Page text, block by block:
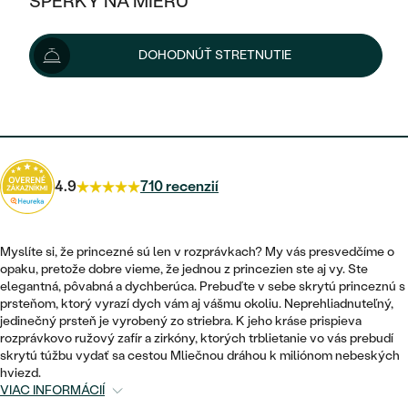
KOMBINOVANÉ ZLATO
PODĽA ŠTÝLU
ETERNITY
VINTAGE
NETRADIČNÉ
TEPANÉ
POSTRANNÉ DRAHOKAMY
HALO
VINTAGE
SET ZÁSNUBNÉHO PRSTEŇA A
NETRADIČNÉ
ZOSTAVTE SI PRSTEŇ
ZAČAŤ S PRSTEŇOM
VÝPREDAJ
ŠPERKY ČO POMÁHAJÚ
PODĽA TYPU
NÁUŠNICE
PRSTENE
PRÍVESKY
NÁRAMKY
SETY
PÁNSKE ŠPERKY
PLATINOVÉ
NAPICHOVACIE
KRUHOVÉ
MINIMALISTICKÉ
VISIACE
SOLITÉR
V TVARE SRDCA
ZLATÉ
STRIEBORNÉ
PODĽA ŠTÝLU
SOLITÉR
NARODENIE DIEŤAŤA
PERSONALIZOVANÉ
SO ZNAMENÍM ZVEROKRUHU
MINIMALISTICKÉ
VÝPREDAJ
ZLATÉ
STRIEBORNÉ
PODĽA ŠTÝLU
ETERNITY
MINIMALISTICKÉ
DOHODNÚŤ STRETNUTIE
113 €
Možnosti doručenia
4.9 710 recenzií
Myslíte si, že princezné sú len v rozprávkach? My vás presvedčíme o
opaku, pretože dobre vieme, že jednou z princezien ste aj vy. Ste
elegantná, pôvabná a dychberúca. Prebuďte v sebe skrytú princeznú s
prsteňom, ktorý vyrazí dych vám aj vášmu okoliu. Neprehliadnuteľný,
jedinečný prsteň je vyrobený zo striebra. K jeho kráse prispieva
rozprávkovo ružový zafír a zirkóny, ktorých trblietanie vo vás prebudí
skrytú túžbu vydať sa cestou Mliečnou dráhou k miliónom nebeských
hviezd.
VIAC INFORMÁCIÍ